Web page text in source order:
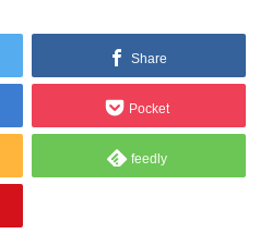
Share
Pocket
feedly